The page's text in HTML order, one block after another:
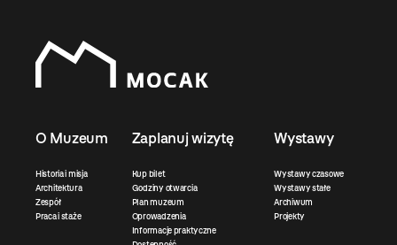
O Muzeum
Historia i misja
Architektura
Zespół
Praca i staże
Zaplanuj wizytę
Kup bilet
Godziny otwarcia
Plan muzeum
Oprowadzenia
Informacje praktyczne
Wystawy
Wystawy czasowe
Wystawy stałe
Archiwum
Projekty